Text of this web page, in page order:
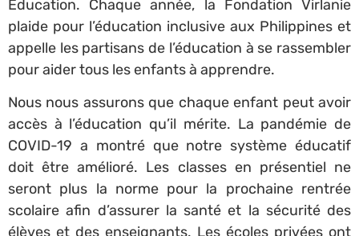
Education. Chaque année, la Fondation Virlanie
plaide pour l’éducation inclusive aux Philippines et
appelle les partisans de l’éducation à se rassembler
pour aider tous les enfants à apprendre.
Nous nous assurons que chaque enfant peut avoir
accès à l’éducation qu’il mérite. La pandémie de
COVID-19 a montré que notre système éducatif
doit être amélioré. Les classes en présentiel ne
seront plus la norme pour la prochaine rentrée
scolaire afin d’assurer la santé et la sécurité des
élèves et des enseignants. Les écoles privées ont